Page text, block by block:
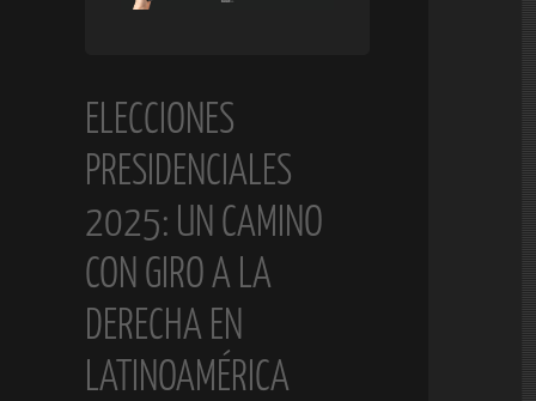
ELECCIONES
PRESIDENCIALES
2025: UN CAMINO
CON GIRO A LA
DERECHA EN
LATINOAMÉRICA